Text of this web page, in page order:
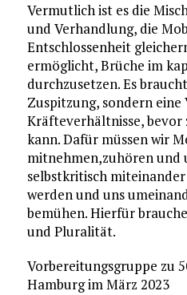
Vermutlich ist es die
und Verhandlung, die
Entschlossenheit
ermöglicht, Brüche im
durchzusetzen. Es
Zuspitzung, sondern eine
Kräfteverhältnisse, bevor
kann. Dafür müssen wir
mitnehmen,zuhören und
selbstkritisch
werden und uns
bemühen. Hierfür
und Pluralität.
Vorbereitungsgruppe zu
Hamburg im März 2023